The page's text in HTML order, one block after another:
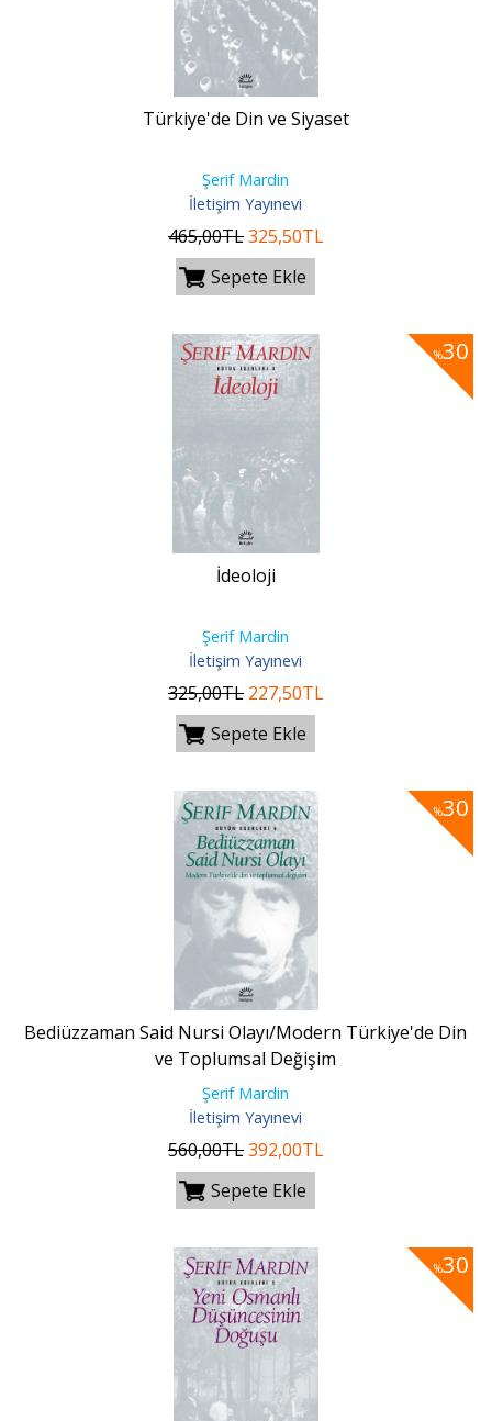
Türkiye'de Din ve Siyaset
Şerif Mardin
İletişim Yayınevi
465,00TL325,50TL
Sepete Ekle
%30
İdeoloji
Şerif Mardin
İletişim Yayınevi
325,00TL 227,50TL
Sepete Ekle
%30
Bediüzzaman Said Nursi Olayı/Modern Türkiye'de Din
ve Toplumsal Değişim
Şerif Mardin
İletişim Yayınevi
560,00TL392,00TL
Sepete Ekle
%30